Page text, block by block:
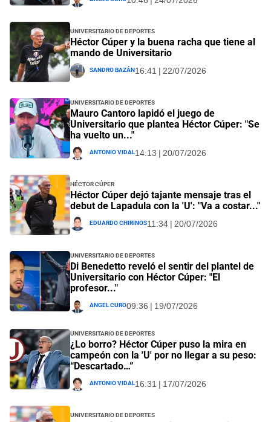
Universitario de Deportes
Héctor Cúper y la buena racha que tiene al
mando de Universitario
Sandro Bazán16:41 | 22/07/2026
Universitario de Deportes
Mauro Cantoro lapidó el juego de
Universitario que plantea Héctor Cúper: "Se
ha vuelto un..."
Antonio Vidal14:13 | 20/07/2026
Héctor Cúper
Héctor Cúper dejó tajante mensaje tras el
debut de Lapadula con la 'U': "Va a costar..."
Eduardo Chirinos11:34 | 20/07/2026
Universitario de Deportes
Di Benedetto reveló el sentir del plantel de
Universitario con Héctor Cúper: "El
profesor..."
Angel Curo09:36 | 19/07/2026
Universitario de Deportes
¿Lo borro? Héctor Cúper puso la mira en
campeón con la 'U' por no llegar a su peso:
“Descartado…”
Antonio Vidal16:31 | 17/07/2026
Universitario de Deportes